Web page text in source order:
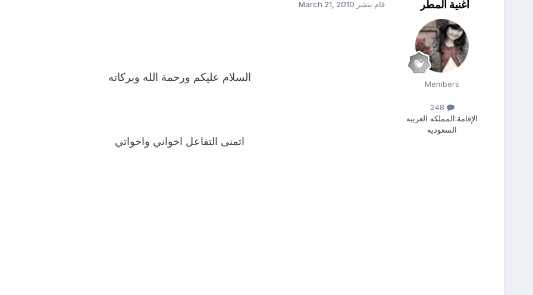
أغنية المطر
Members
الإقامة:المملكه العربيه
السعوديه
قام بنشر March 21, 2010
السلام عليكم ورحمة الله وبركاته
اتمنى التفاعل اخواني واخواتي